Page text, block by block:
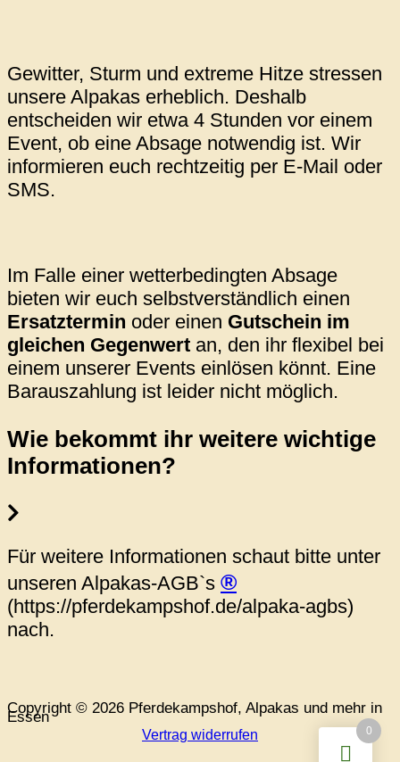
Gewitter, Sturm und extreme Hitze stressen
unsere Alpakas erheblich. Deshalb
entscheiden wir etwa 4 Stunden vor einem
Event, ob eine Absage notwendig ist. Wir
informieren euch rechtzeitig per E-Mail oder
SMS.
Im Falle einer wetterbedingten Absage
bieten wir euch selbstverständlich einen
Ersatztermin oder einen Gutschein im
gleichen Gegenwert an, den ihr flexibel bei
einem unserer Events einlösen könnt. Eine
Barauszahlung ist leider nicht möglich.
Wie bekommt ihr weitere wichtige
Informationen?
Für weitere Informationen schaut bitte unter
unseren Alpakas-AGB`s ®
(https://pferdekampshof.de/alpaka-agbs)
nach.
Copyright © 2026 Pferdekampshof, Alpakas und mehr in
Essen
Vertrag widerrufen 0